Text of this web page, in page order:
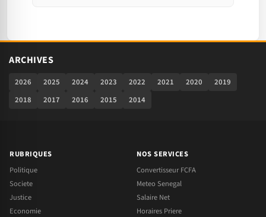
ARCHIVES
2026 2025 2024 2023 2022 2021 2020
2019
2018
2017 2016 2015 2014
RUBRIQUES
Politique
Societe
Justice
Economie
NOS SERVICES
Convertisseur FCFA
Meteo Senegal
Salaire Net
Horaires Priere